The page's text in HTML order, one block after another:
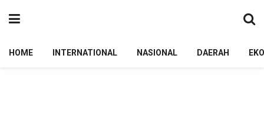
HOME INTERNATIONAL NASIONAL DAERAH